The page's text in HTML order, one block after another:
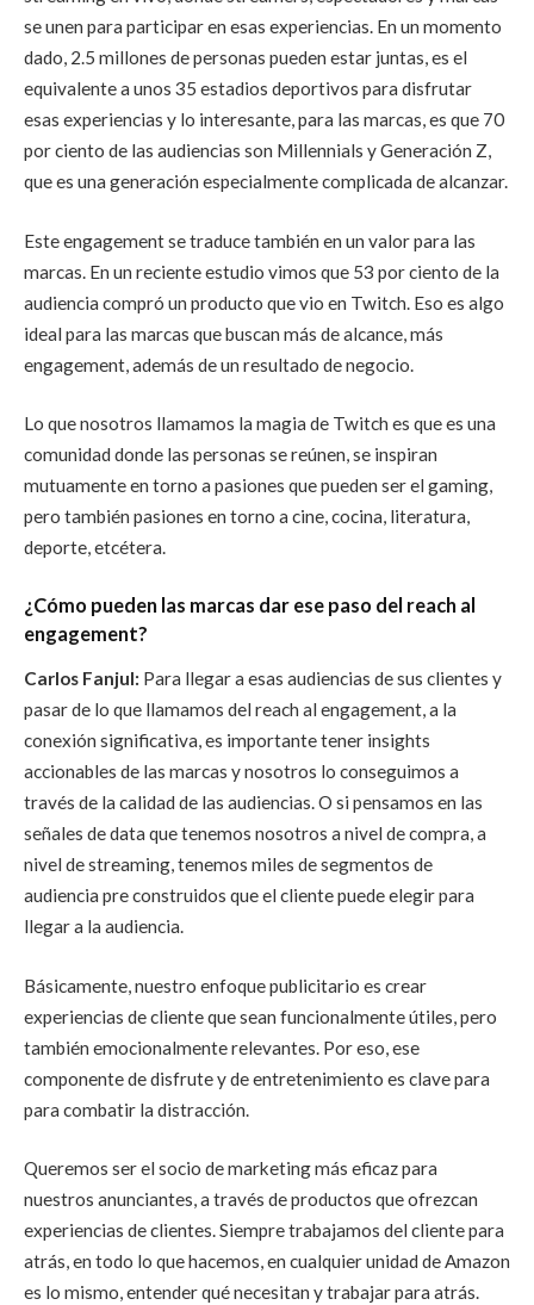
se unen para participar en esas experiencias. En un momento
dado, 2.5 millones de personas pueden estar juntas, es el
equivalente a unos 35 estadios deportivos para disfrutar
esas experiencias y lo interesante, para las marcas, es que 70
por ciento de las audiencias son Millennials y Generación Z,
que es una generación especialmente complicada de alcanzar.
Este engagement se traduce también en un valor para las
marcas. En un reciente estudio vimos que 53 por ciento de la
audiencia compró un producto que vio en Twitch. Eso es algo
ideal para las marcas que buscan más de alcance, más
engagement, además de un resultado de negocio.
Lo que nosotros llamamos la magia de Twitch es que es una
comunidad donde las personas se reúnen, se inspiran
mutuamente en torno a pasiones que pueden ser el gaming,
pero también pasiones en torno a cine, cocina, literatura,
deporte, etcétera.
¿Cómo pueden las marcas dar ese paso del reach al
engagement?
Carlos Fanjul: Para llegar a esas audiencias de sus clientes y
pasar de lo que llamamos del reach al engagement, a la
conexión significativa, es importante tener insights
accionables de las marcas y nosotros lo conseguimos a
través de la calidad de las audiencias. O si pensamos en las
señales de data que tenemos nosotros a nivel de compra, a
nivel de streaming, tenemos miles de segmentos de
audiencia pre construidos que el cliente puede elegir para
llegar a la audiencia.
Básicamente, nuestro enfoque publicitario es crear
experiencias de cliente que sean funcionalmente útiles, pero
también emocionalmente relevantes. Por eso, ese
componente de disfrute y de entretenimiento es clave para
para combatir la distracción.
Queremos ser el socio de marketing más eficaz para
nuestros anunciantes, a través de productos que ofrezcan
experiencias de clientes. Siempre trabajamos del cliente para
atrás, en todo lo que hacemos, en cualquier unidad de Amazon
es lo mismo, entender qué necesitan y trabajar para atrás.